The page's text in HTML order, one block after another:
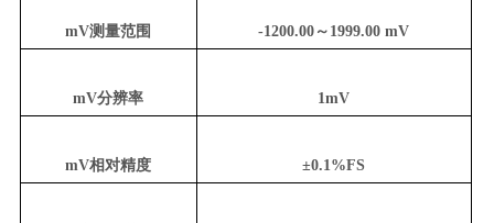
mV测量范围 -1200.00～1999.00 mV
mV分辨率 1mV
mV相对精度 ±0.1%FS